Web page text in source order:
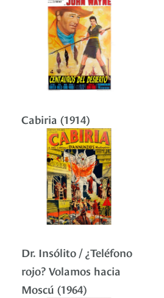
Cabiria (1914)
Dr. Insólito / ¿Teléfono
rojo? Volamos hacia
Moscú (1964)